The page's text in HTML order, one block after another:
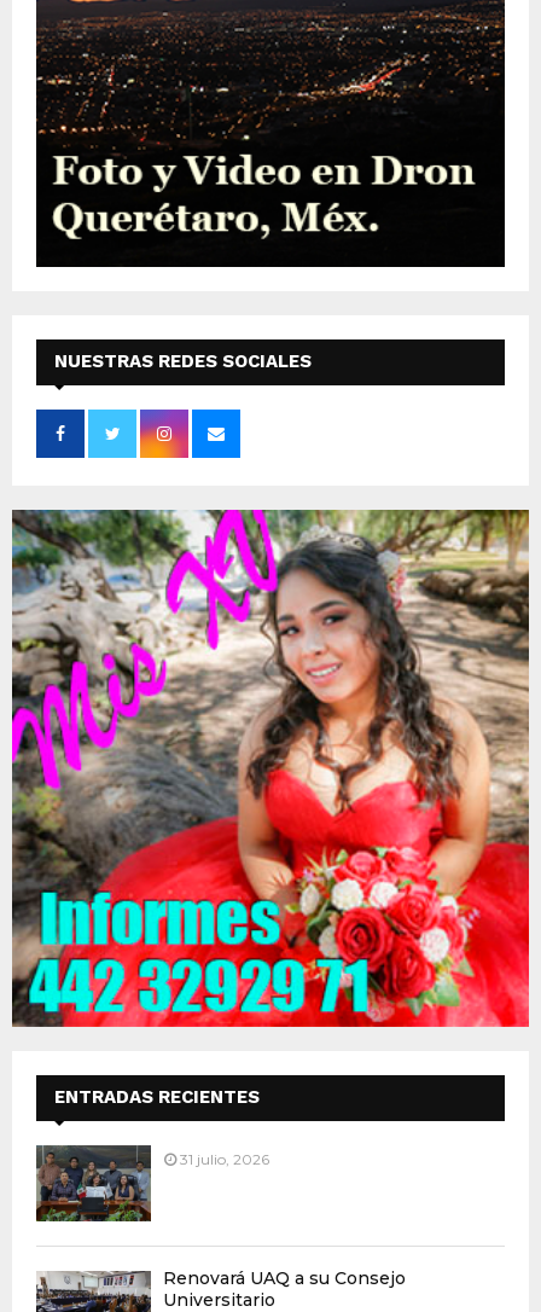
NUESTRAS REDES SOCIALES
ENTRADAS RECIENTES
31 julio, 2026
Renovará UAQ a su Consejo
Universitario